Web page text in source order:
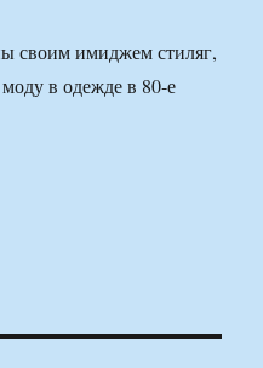
своим имиджем стиляг,
в одежде в 80-е